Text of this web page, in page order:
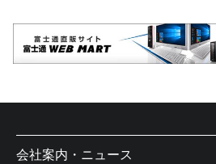
会社案内・ニュース